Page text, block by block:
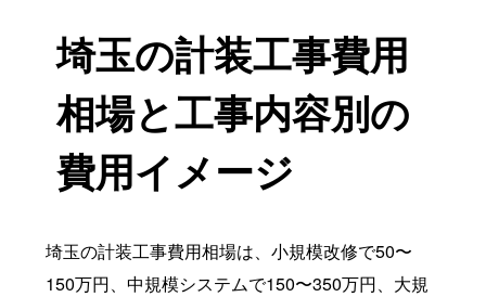
埼玉の計装工事費用
相場と工事内容別の
費用イメージ
埼玉の計装工事費用相場は、小規模改修で50〜
150万円、中規模システムで150〜350万円、大規